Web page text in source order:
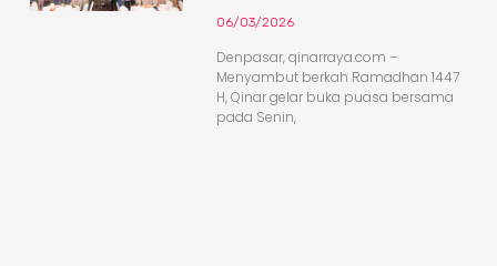
06/03/2026
Denpasar, qinarraya.com –
Menyambut berkah Ramadhan 1447
H, Qinar gelar buka puasa bersama
pada Senin,